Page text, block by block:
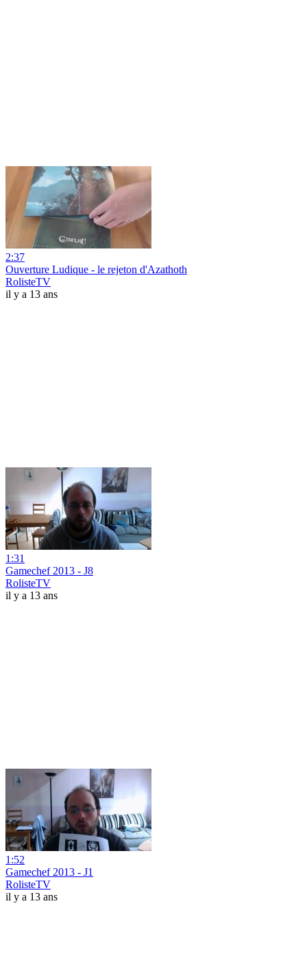
2:37
Ouverture Ludique - le rejeton d'Azathoth
RolisteTV
il y a 13 ans
1:31
Gamechef 2013 - J8
RolisteTV
il y a 13 ans
1:52
Gamechef 2013 - J1
RolisteTV
il y a 13 ans